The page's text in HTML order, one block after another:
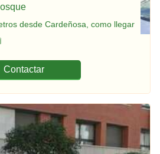
desde Cardeñosa, como llegar
Contactar